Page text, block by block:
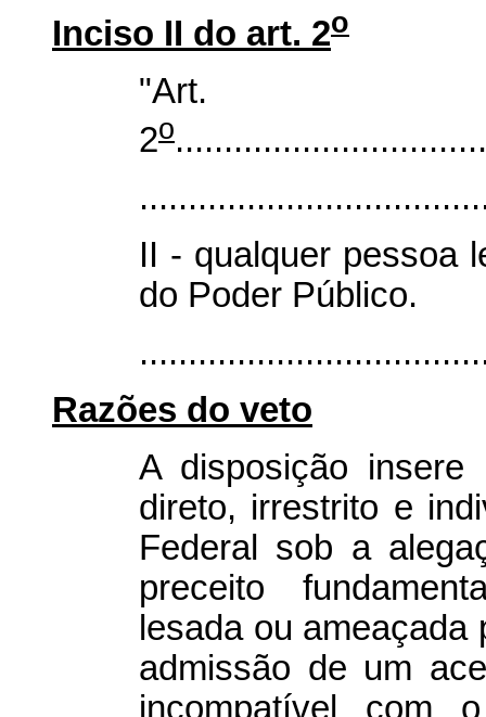
Inciso II do art. 2o
"Art.
2o
II - qualquer pessoa
do Poder Público.
Razões do veto
A disposição insere
direto, irrestrito e
Federal sob a
preceito
lesada ou ameaçada
admissão de um
incompatível com